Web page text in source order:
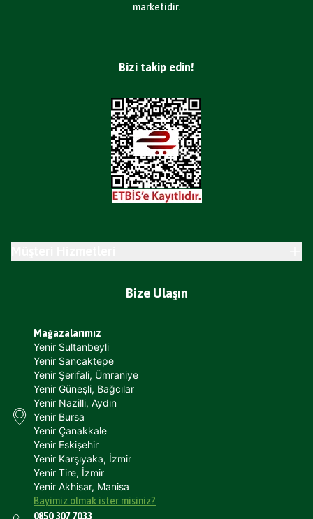
marketidir.
Bizi takip edin!
Bize Ulaşın
Mağazalarımız
Yenir Sultanbeyli
Yenir Sancaktepe
Yenir Şerifali, Ümraniye
Yenir Güneşli, Bağcılar
Yenir Nazilli, Aydın
Yenir Bursa
Yenir Çanakkale
Yenir Eskişehir
Yenir Karşıyaka, İzmir
Yenir Tire, İzmir
Yenir Akhisar, Manisa
Bayimiz olmak ister misiniz?
0850 307 7033